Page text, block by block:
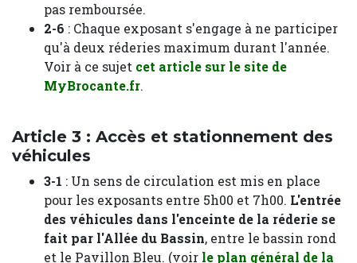
pas remboursée.
2-6 : Chaque exposant s'engage à ne participer
qu'à deux réderies maximum durant l'année.
Voir à ce sujet cet article sur le site de
MyBrocante.fr.
Article 3 : Accès et stationnement des
véhicules
3-1 : Un sens de circulation est mis en place
pour les exposants entre 5h00 et 7h00. L'entrée
des véhicules dans l'enceinte de la réderie se
fait par l'Allée du Bassin, entre le bassin rond
et le Pavillon Bleu. (voir le plan général de la